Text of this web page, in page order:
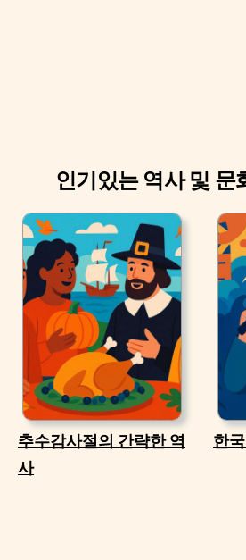
인기있는 역사 및 문
추수감사절의 간략한 역
사
한